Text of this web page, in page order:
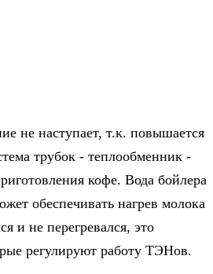
не наступает, т.к. повышается
трубок - теплообменник -
кофе. Вода бойлера
обеспечивать нагрев молока
и не перегревался, это
регулируют работу ТЭНов.